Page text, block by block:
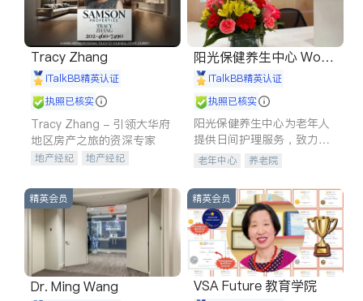
Tracy Zhang
iTalkBB精英认证
执照已核实
Tracy Zhang - 引领大华府
地区房产之旅的资深专家
地产经纪
地产经纪
商铺租售
开发商建商
阳光保健养生中心 World
shine
iTalkBB精英认证
执照已核实
阳光保健养生中心为老年人
提供日间护理服务，致力于
通过持续的护理创新来有效
老年中心 养老院
精英会员
Dr. Ming Wang
精英会员
VSA Future 教育学院